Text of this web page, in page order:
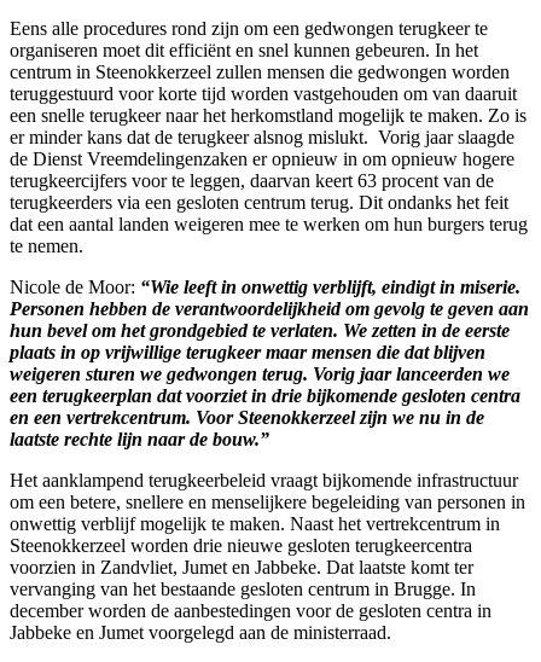
Eens alle procedures rond zijn om een gedwongen terugkeer te
organiseren moet dit efficiënt en snel kunnen gebeuren. In het
centrum in Steenokkerzeel zullen mensen die gedwongen worden
teruggestuurd voor korte tijd worden vastgehouden om van daaruit
een snelle terugkeer naar het herkomstland mogelijk te maken. Zo is
er minder kans dat de terugkeer alsnog mislukt. Vorig jaar slaagde
de Dienst Vreemdelingenzaken er opnieuw in om opnieuw hogere
terugkeercijfers voor te leggen, daarvan keert 63 procent van de
terugkeerders via een gesloten centrum terug. Dit ondanks het feit
dat een aantal landen weigeren mee te werken om hun burgers terug
te nemen.
Nicole de Moor: “Wie leeft in onwettig verblijft, eindigt in miserie.
Personen hebben de verantwoordelijkheid om gevolg te geven aan
hun bevel om het grondgebied te verlaten. We zetten in de eerste
plaats in op vrijwillige terugkeer maar mensen die dat blijven
weigeren sturen we gedwongen terug. Vorig jaar lanceerden we
een terugkeerplan dat voorziet in drie bijkomende gesloten centra
en een vertrekcentrum. Voor Steenokkerzeel zijn we nu in de
laatste rechte lijn naar de bouw.”
Het aanklampend terugkeerbeleid vraagt bijkomende infrastructuur
om een betere, snellere en menselijkere begeleiding van personen in
onwettig verblijf mogelijk te maken. Naast het vertrekcentrum in
Steenokkerzeel worden drie nieuwe gesloten terugkeercentra
voorzien in Zandvliet, Jumet en Jabbeke. Dat laatste komt ter
vervanging van het bestaande gesloten centrum in Brugge. In
december worden de aanbestedingen voor de gesloten centra in
Jabbeke en Jumet voorgelegd aan de ministerraad.